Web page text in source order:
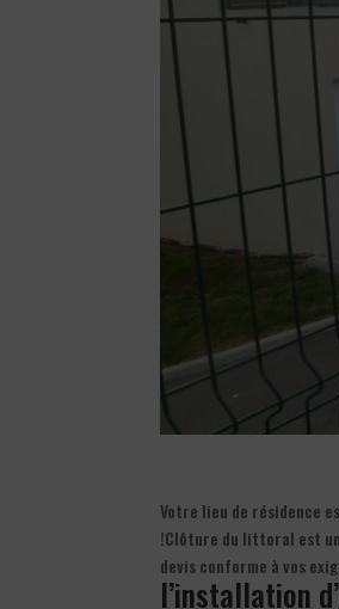
Votre lieu de résidence
!Clôture du littoral est
devis conforme à vos
l’installation